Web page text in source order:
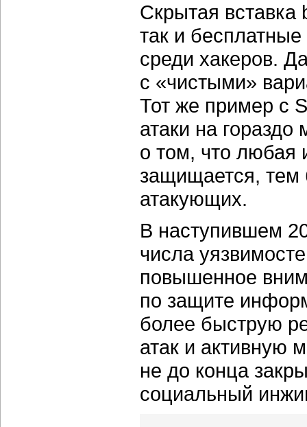
Скрытая вставка
так и
среди хакеров.
с «чистыми»
Тот же пример с
атаки на
о том, что любая
защищается, тем
атакующих.
В наступившем
числа
повышенное
по защите
более быструю
атак и активную
не до конца
социальный